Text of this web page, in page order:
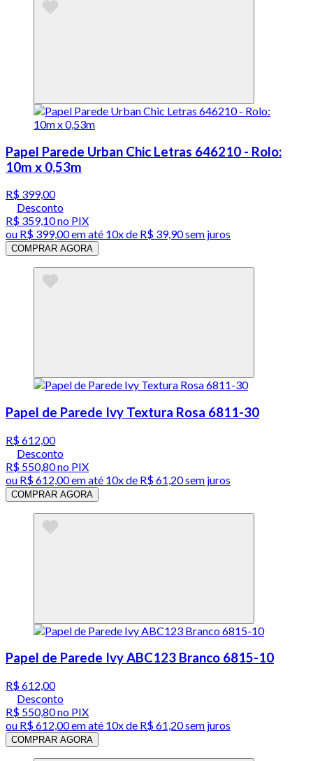
Papel Parede Urban Chic Letras 646210 - Rolo:
10m x 0,53m
R$ 399,00
Desconto
R$ 359,10no PIX
ou R$ 399,00em até 10x de R$ 39,90 sem juros
COMPRAR AGORA
Papel de Parede Ivy Textura Rosa 6811-30
R$ 612,00
Desconto
R$ 550,80no PIX
ou R$ 612,00em até 10x de R$ 61,20 sem juros
COMPRAR AGORA
Papel de Parede Ivy ABC123 Branco 6815-10
R$ 612,00
Desconto
R$ 550,80no PIX
ou R$ 612,00em até 10x de R$ 61,20 sem juros
COMPRAR AGORA